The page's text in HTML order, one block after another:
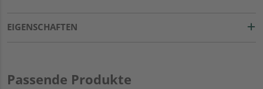
EIGENSCHAFTEN
Passende Produkte